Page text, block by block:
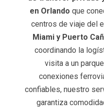
en Orlando que
centros de viaje del
Miami y Puerto
coordinando la
visita a un
conexiones
confiables, nuestro
garantiza